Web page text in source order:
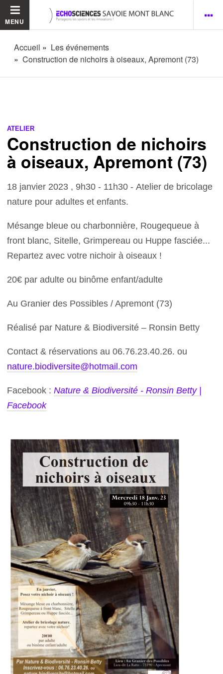
MENU
Accueil
Les événements
Construction de nichoirs à oiseaux, Apremont (73)
ATELIER
Construction de nichoirs
à oiseaux, Apremont (73)
18 janvier 2023 , 9h30 - 11h30 - Atelier de bricolage
nature pour adultes et enfants.
Mésange bleue ou charbonnière, Rougequeue à
front blanc, Sitelle, Grimpereau ou Huppe fasciée...
Repartez avec votre nichoir à oiseaux !
20€ par adulte ou binôme enfant/adulte
Au Granier des Possibles / Apremont (73)
Réalisé par Nature & Biodiversité – Ronsin Betty
Contact & réservations au 06.76.23.40.26. ou
nature.biodiversite@hotmail.com
Facebook : Nature & Biodiversité - Ronsin Betty |
Facebook